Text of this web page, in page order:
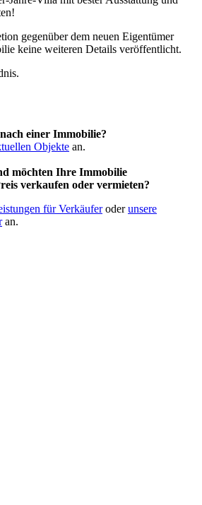
gegenüber dem neuen Eigentümer
keine weiteren Details veröffentlicht.
einer Immobilie?
Objekte an.
möchten Ihre Immobilie
verkaufen oder vermieten?
für Verkäuferoderunsere
an.